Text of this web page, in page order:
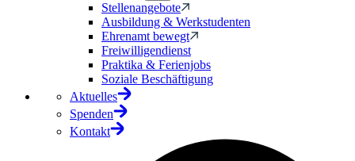
Stellenangebote
Ausbildung & Werkstudenten
Ehrenamt bewegt
Freiwilligendienst
Praktika & Ferienjobs
Soziale Beschäftigung
Aktuelles
Spenden
Kontakt